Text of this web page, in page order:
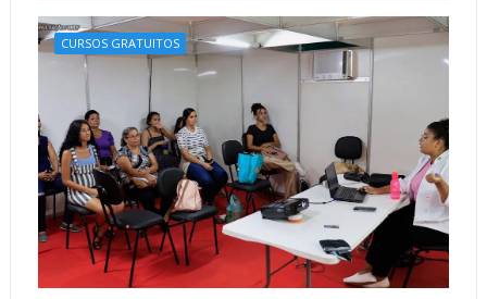
CURSOS GRATUITOS